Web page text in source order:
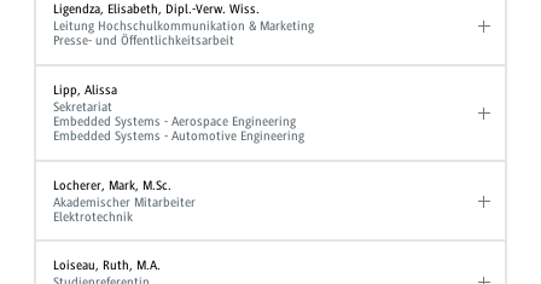
Ligendza, Elisabeth, Dipl.-Verw. Wiss.
Leitung Hochschulkommunikation & Marketing
Presse- und Öffentlichkeitsarbeit
Lipp, Alissa
Sekretariat
Embedded Systems - Aerospace Engineering
Embedded Systems - Automotive Engineering
Locherer, Mark, M.Sc.
Akademischer Mitarbeiter
Elektrotechnik
Loiseau, Ruth, M.A.